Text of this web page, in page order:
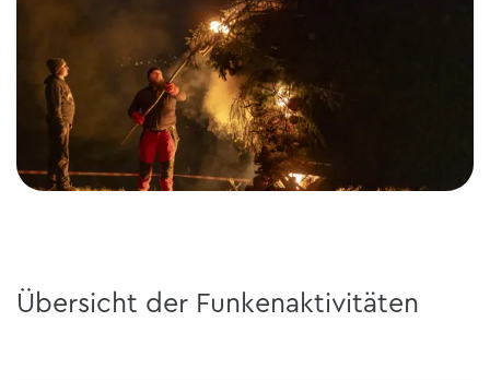
Übersicht der Funkenaktivitäten